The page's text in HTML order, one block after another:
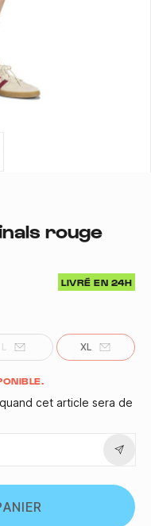
rouge
LIVRÉ EN 24H
L XL
cet article sera de